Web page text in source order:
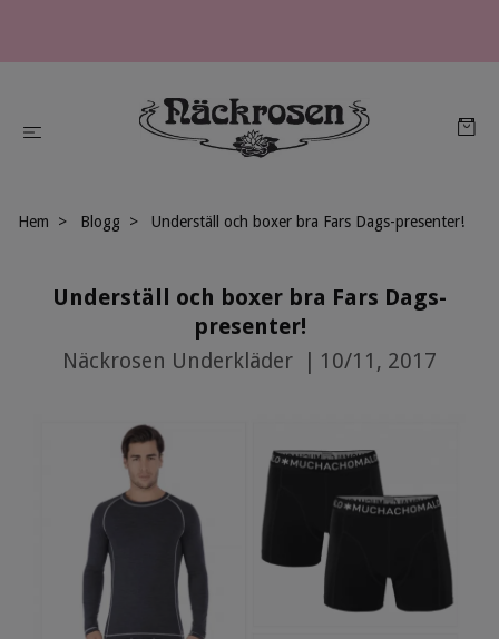
Hem Blogg Underställ och boxer bra Fars Dags-presenter!
Underställ och boxer bra Fars Dags-
presenter!
Näckrosen Underkläder 10/11, 2017